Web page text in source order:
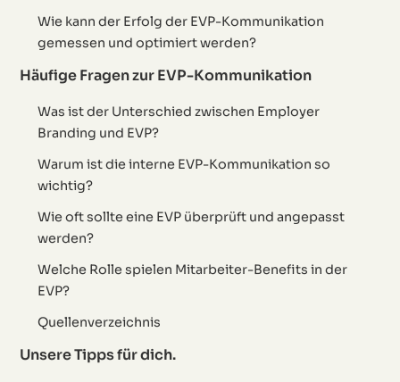
Wie kann der Erfolg der EVP-Kommunikation
gemessen und optimiert werden?
Häufige Fragen zur EVP-Kommunikation
Was ist der Unterschied zwischen Employer
Branding und EVP?
Warum ist die interne EVP-Kommunikation so
wichtig?
Wie oft sollte eine EVP überprüft und angepasst
werden?
Welche Rolle spielen Mitarbeiter-Benefits in der
EVP?
Quellenverzeichnis
Unsere Tipps für dich.